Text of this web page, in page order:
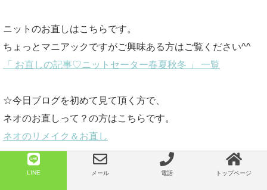
ニットのお直しはこちらです。
ちょっとマニアックですがご興味ある方はご覧ください^^
「 お直しの記事♡ニットセーター春夏秋冬 」 一覧
☆今日ブログを初めて見て頂く方で、
ネオのお直しって？の方はこちらです。
ネオのリメイク＆お直し
LINE メール 電話 トップページ